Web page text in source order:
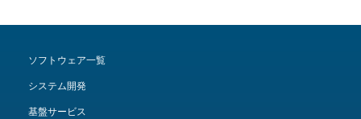
ソフトウェア一覧
システム開発
基盤サービス